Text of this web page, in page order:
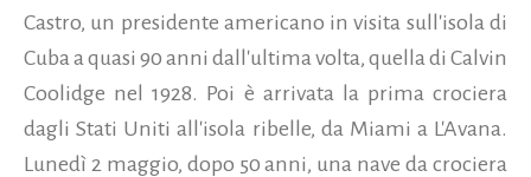
Castro, un presidente americano in visita sull'isola di
Cuba a quasi 90 anni dall'ultima volta, quella di Calvin
Coolidge nel 1928. Poi è arrivata la prima crociera
dagli Stati Uniti all'isola ribelle, da Miami a L'Avana.
Lunedì 2 maggio, dopo 50 anni, una nave da crociera